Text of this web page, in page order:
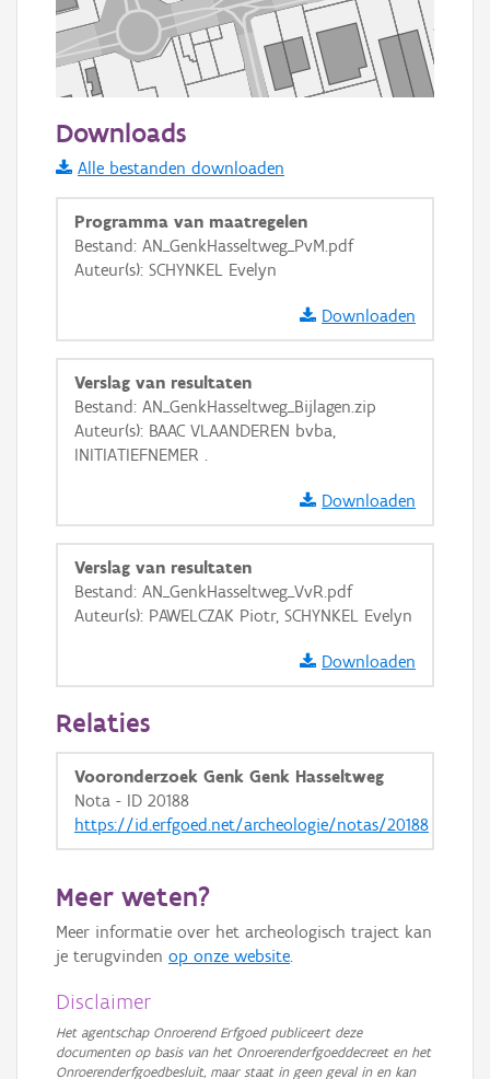
Informatie Vlaanderen
i
+ −
Basis Lagen
Ortho
GRB-Basiskaart in grijswaarden
Downloads
Alle bestanden downloaden
Programma van maatregelen
Bestand: AN_GenkHasseltweg_PvM.pdf
Auteur(s): SCHYNKEL Evelyn
Downloaden
Verslag van resultaten
Bestand: AN_GenkHasseltweg_Bijlagen.zip
Auteur(s): BAAC VLAANDEREN bvba,
INITIATIEFNEMER .
Downloaden
Verslag van resultaten
Bestand: AN_GenkHasseltweg_VvR.pdf
Auteur(s): PAWELCZAK Piotr, SCHYNKEL Evelyn
Downloaden
Relaties
Vooronderzoek Genk Genk Hasseltweg
Nota - ID 20188
https://id.erfgoed.net/archeologie/notas/20188
Meer weten?
Meer informatie over het archeologisch traject kan
je terugvinden op onze website.
Disclaimer
Het agentschap Onroerend Erfgoed publiceert deze
documenten op basis van het Onroerenderfgoeddecreet en het
Onroerenderfgoedbesluit, maar staat in geen geval in en kan